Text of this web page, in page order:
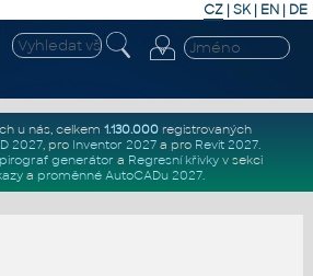
CZ | SK| EN | DE
u nás, celkem 1.130.000registrovaných
2027, pro Inventor 2027a pro Revit 2027.
generátor a Regresní křivkyv sekci
a proměnné AutoCADu 2027.